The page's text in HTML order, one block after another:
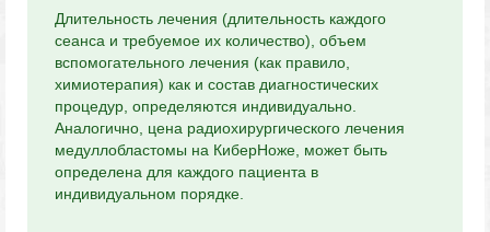
Длительность лечения (длительность каждого
сеанса и требуемое их количество), объем
вспомогательного лечения (как правило,
химиотерапия) как и состав диагностических
процедур, определяются индивидуально.
Аналогично, цена радиохирургического лечения
медуллобластомы на КиберНоже, может быть
определена для каждого пациента в
индивидуальном порядке.